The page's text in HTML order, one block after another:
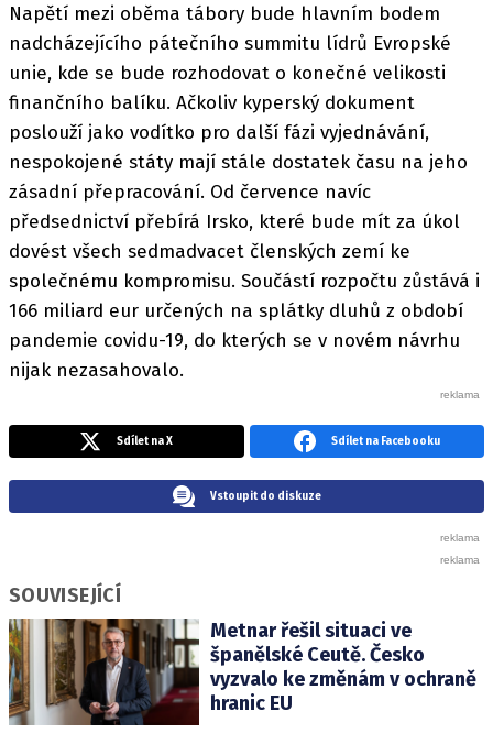
Napětí mezi oběma tábory bude hlavním bodem
nadcházejícího pátečního summitu lídrů Evropské
unie, kde se bude rozhodovat o konečné velikosti
finančního balíku. Ačkoliv kyperský dokument
poslouží jako vodítko pro další fázi vyjednávání,
nespokojené státy mají stále dostatek času na jeho
zásadní přepracování. Od července navíc
předsednictví přebírá Irsko, které bude mít za úkol
dovést všech sedmadvacet členských zemí ke
společnému kompromisu. Součástí rozpočtu zůstává i
166 miliard eur určených na splátky dluhů z období
pandemie covidu-19, do kterých se v novém návrhu
nijak nezasahovalo.
Sdílet na X Sdílet na Facebooku
Vstoupit do diskuze
SOUVISEJÍCÍ
Metnar řešil situaci ve
španělské Ceutě. Česko
vyzvalo ke změnám v ochraně
hranic EU